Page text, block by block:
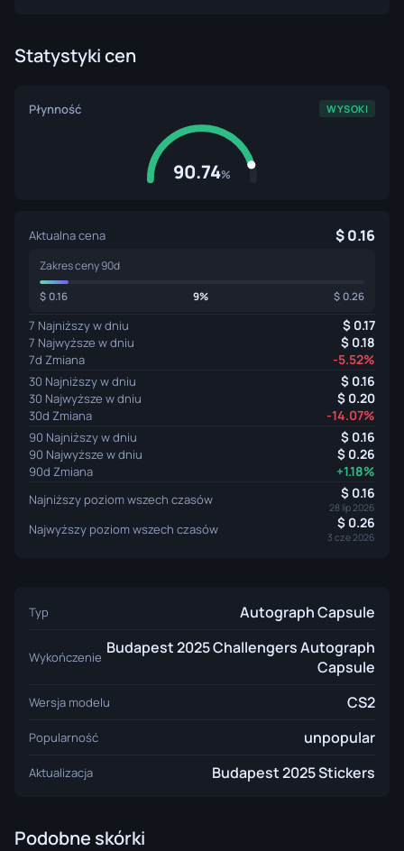
Statystyki cen
Płynność WYSOKI
90.74%
Aktualna cena 0.16
Zakres ceny 90d
0.16 9% 0.26
7 Najniższy w dniu 0.17
7 Najwyższe w dniu 0.18
7d Zmiana -5.52%
30 Najniższy w dniu 0.16
30 Najwyższe w dniu 0.20
30d Zmiana -14.07%
90 Najniższy w dniu 0.16
90 Najwyższe w dniu 0.26
90d Zmiana +1.18%
Najniższy poziom wszech czasów 0.16
28 lip 2026
Najwyższy poziom wszech czasów 0.26
3 cze 2026
Typ Autograph Capsule
Wykończenie Budapest 2025 Challengers Autograph
Capsule
Wersja modelu CS2
Popularność unpopular
Aktualizacja Budapest 2025 Stickers
Podobne skórki